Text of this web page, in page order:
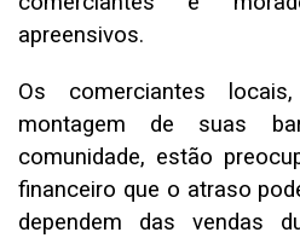
apreensivos.
Os comerciantes
montagem de suas
comunidade, estão
financeiro que o atraso
dependem das vendas